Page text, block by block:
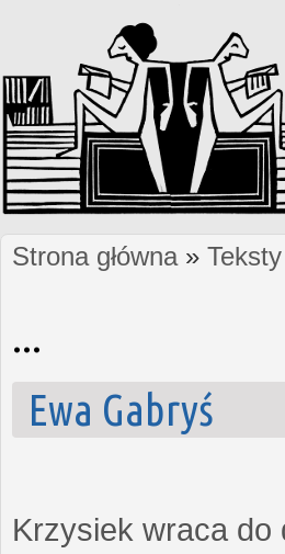
Jesteś tutaj
Strona główna»
...
Ewa Gabryś
Krzysiek wraca do